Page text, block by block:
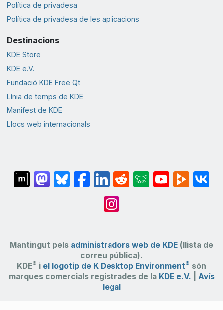
Política de privadesa
Política de privadesa de les aplicacions
Destinacions
KDE Store
KDE e.V.
Fundació KDE Free Qt
Línia de temps de KDE
Manifest de KDE
Llocs web internacionals
Mantingut pels administradors web de KDE (llista de
correu pública).
KDE® i el logotip de K Desktop Environment® són
marques comercials registrades de la KDE e.V.
Avís
legal